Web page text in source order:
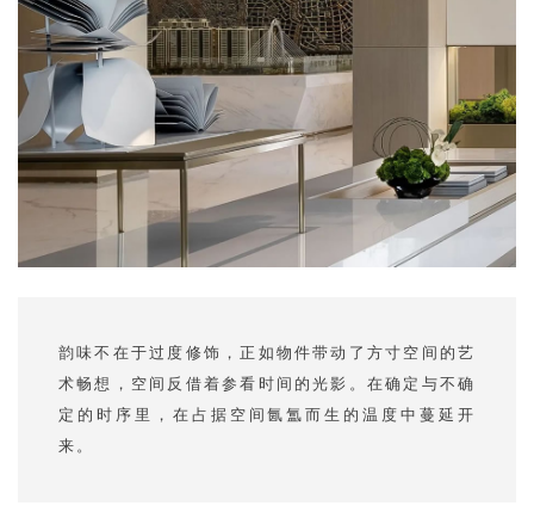
韵味不在于过度修饰，正如物件带动了方寸空间的艺
术畅想，空间反借着参看时间的光影。在确定与不确
定的时序里，在占据空间氤氲而生的温度中蔓延开
来。